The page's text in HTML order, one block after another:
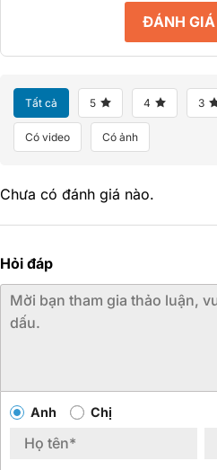
ĐÁNH GIÁ
Tất cả 5 4 3
Có video Có ảnh
Chưa có đánh giá nào.
Hỏi đáp
Anh Chị